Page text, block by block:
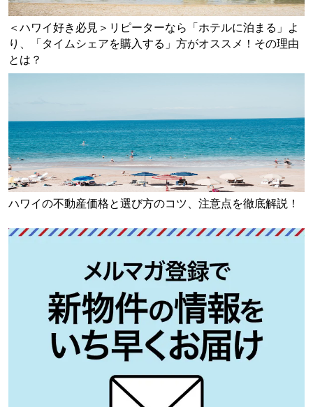
＜ハワイ好き必見＞リピーターなら「ホテルに泊まる」よ
り、「タイムシェアを購入する」方がオススメ！その理由
とは？
ハワイの不動産価格と選び方のコツ、注意点を徹底解説！